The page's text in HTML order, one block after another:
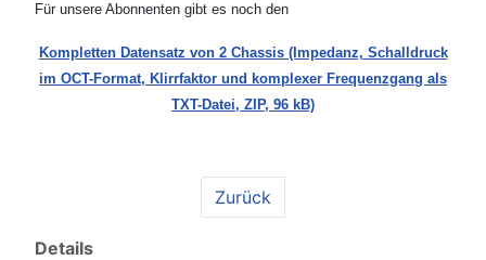
Für unsere Abonnenten gibt es noch den
Kompletten Datensatz von 2 Chassis (Impedanz, Schalldruck
im OCT-Format, Klirrfaktor und komplexer Frequenzgang als
TXT-Datei, ZIP, 96 kB)
Zurück
Details